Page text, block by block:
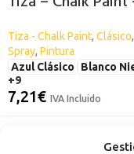
Tiza - Chalk Paint, Clásico,
Spray, Pintura
Azul Clásico
Blanco
+9
7,21€ IVA Incluido